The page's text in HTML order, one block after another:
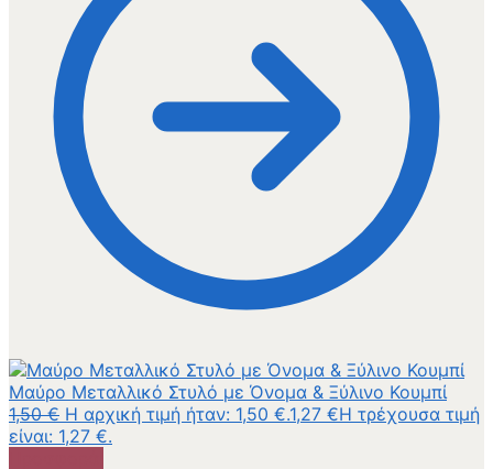
Μαύρο Μεταλλικό Στυλό με Όνομα & Ξύλινο Κουμπί
1,50€ Η αρχική τιμή ήταν: 1,50 €.1,27 €Η τρέχουσα τιμή
είναι: 1,27 €.